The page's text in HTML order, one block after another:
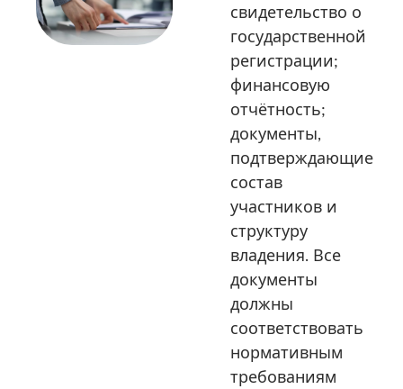
свидетельство о
государственной
регистрации;
финансовую
отчётность;
документы,
подтверждающие
состав
участников и
структуру
владения. Все
документы
должны
соответствовать
нормативным
требованиям